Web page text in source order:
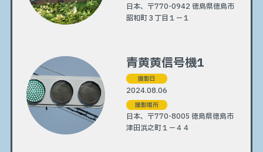
日本、〒770-0942 徳島県徳島市
昭和町３丁目１−１
青黄黄信号機1
撮影日
2024.08.06
撮影場所
日本、〒770-8005 徳島県徳島市
津田浜之町１−４４